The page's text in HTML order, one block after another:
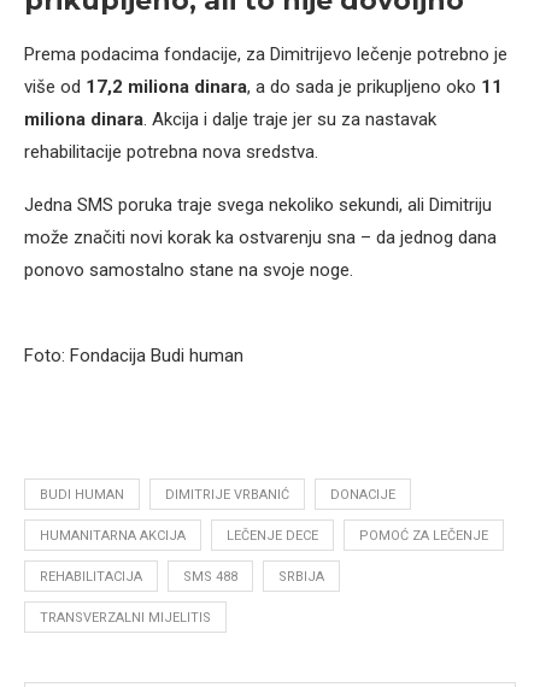
Prema podacima fondacije, za Dimitrijevo lečenje potrebno je
više od 17,2 miliona dinara, a do sada je prikupljeno oko 11
miliona dinara. Akcija i dalje traje jer su za nastavak
rehabilitacije potrebna nova sredstva.
Jedna SMS poruka traje svega nekoliko sekundi, ali Dimitriju
može značiti novi korak ka ostvarenju sna – da jednog dana
ponovo samostalno stane na svoje noge.
Foto: Fondacija Budi human
BUDI HUMAN DIMITRIJE VRBANIĆ DONACIJE
HUMANITARNA AKCIJA LEČENJE DECE POMOĆ ZA LEČENJE
REHABILITACIJA SMS 488 SRBIJA
TRANSVERZALNI MIJELITIS